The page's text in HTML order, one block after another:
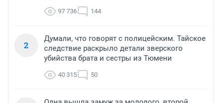
97 736 144
2
Думали, что говорят с полицейским. Тайское
следствие раскрыло детали зверского
убийства брата и сестры из Тюмени
40 315 50